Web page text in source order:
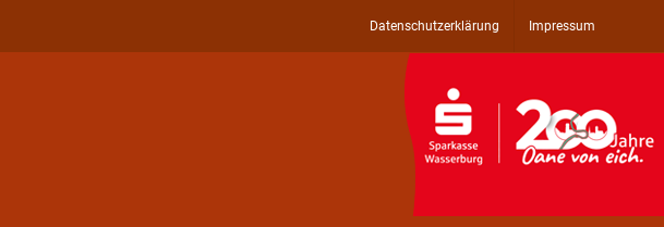
Datenschutzerklärung Impressum